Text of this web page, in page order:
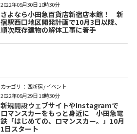
さよなら小田急百貨店新宿店本館！ 新
宿駅西口地区開発計画で10月3日以降、
順次既存建物の解体工事に着手
2022年09月30日 10時30分
カテゴリ： 西新宿 / イベント
新規開設ウェブサイトやInstagramで
ロマンスカーをもっと身近に 小田急電
鉄「はじめての、ロマンスカー。」10月
1日スタート
2022年09月29日 18時30分